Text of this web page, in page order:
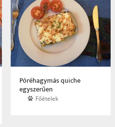
Póréhagymás quiche
egyszerűen
Főételek